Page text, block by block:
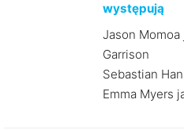
występują
Jason Momoa
Garrison
Sebastian
Emma Myers